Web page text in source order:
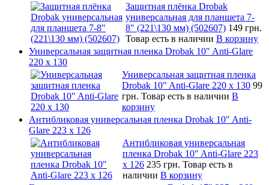
Защитная плёнка Drobak
универсальная для планшета 7-
8" (221\130 мм) (502607) 149 грн.
Товар есть в наличии В корзину
Универсальная защитная пленка Drobak 10" Anti-Glare
220 x 130
Универсальная защитная пленка
Drobak 10" Anti-Glare 220 x 130 99
грн. Товар есть в наличии В
корзину
Антибликовая универсальная пленка Drobak 10" Anti-
Glare 223 x 126
Антибликовая универсальная
пленка Drobak 10" Anti-Glare 223
x 126 235 грн. Товар есть в
наличии В корзину